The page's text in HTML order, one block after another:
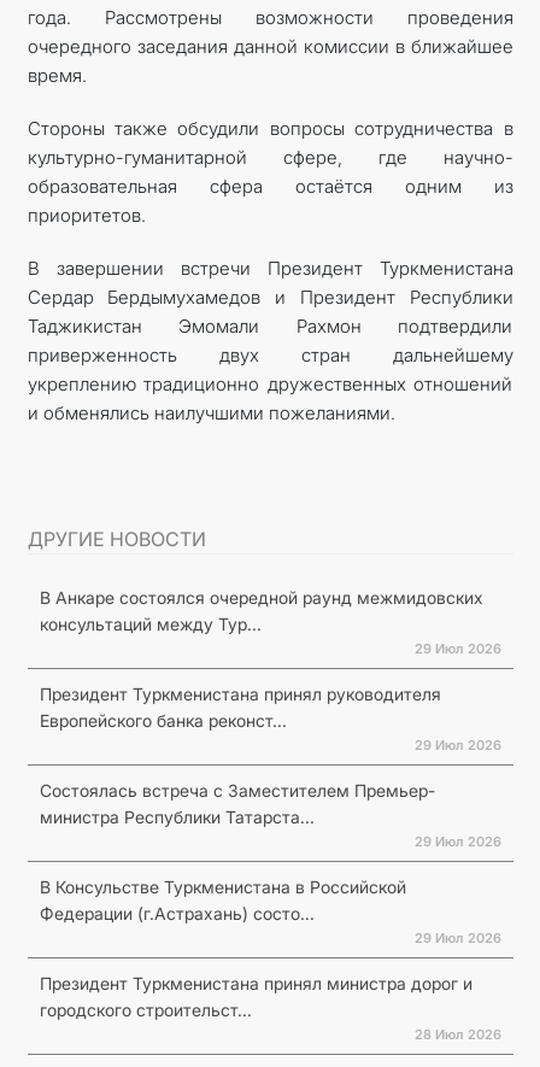
года. Рассмотрены возможности проведения
очередного заседания данной комиссии в ближайшее
время.
Стороны также обсудили вопросы сотрудничества в
культурно-гуманитарной сфере, где научно-
образовательная сфера остаётся одним из
приоритетов.
В завершении встречи Президент Туркменистана
Сердар Бердымухамедов и Президент Республики
Таджикистан Эмомали Рахмон подтвердили
приверженность двух стран дальнейшему
укреплению традиционно дружественных отношений
и обменялись наилучшими пожеланиями.
ДРУГИЕ НОВОСТИ
В Анкаре состоялся очередной раунд межмидовских
консультаций между Тур...
29 Июл 2026
Президент Туркменистана принял руководителя
Европейского банка реконст...
29 Июл 2026
Состоялась встреча с Заместителем Премьер-
министра Республики Татарста...
29 Июл 2026
В Консульстве Туркменистана в Российской
Федерации (г.Астрахань) состо...
29 Июл 2026
Президент Туркменистана принял министра дорог и
городского строительст...
28 Июл 2026